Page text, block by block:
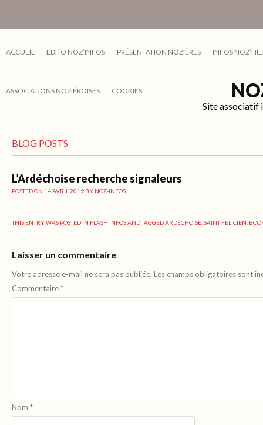
ACCUEIL EDITO NOZ’INFOS PRÉSENTATION NOZIÈRES INFOS
ASSOCIATIONS NOZIÉROISES COOKIES
Site associatif
BLOG POSTS
L’Ardéchoise recherche signaleurs
POSTED ON 14 AVRIL 2019 BY NOZ-INFOS
THIS ENTRY WAS POSTED IN FLASH INFOSAND TAGGEDARDÉCHOISE SAINT FÉLICIEN .
Laisser un commentaire
Votre adresse e-mail ne sera pas publiée. Les champs obligatoires sont
Commentaire*
Nom *